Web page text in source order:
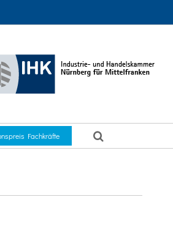
Fachkräfte